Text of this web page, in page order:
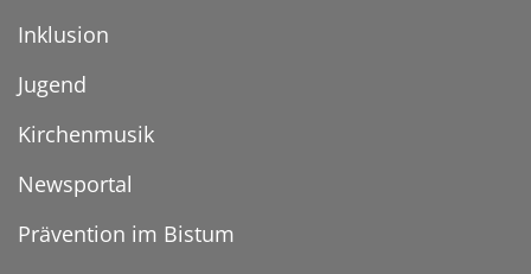
Inklusion
Jugend
Kirchenmusik
Newsportal
Prävention im Bistum